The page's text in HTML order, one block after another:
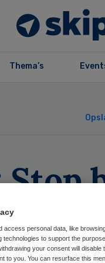
Thema’s
Stop
access personal data, like
technologies to support the
your consent will
to you. You can resurface this